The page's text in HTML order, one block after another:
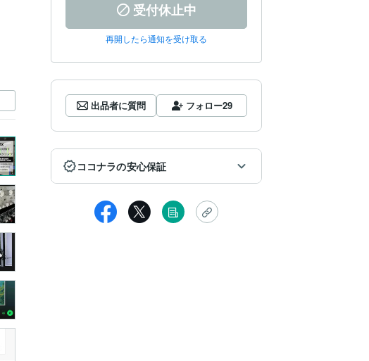
受付休止中
再開したら通知を受け取る
出品者に質問 フォロー29
ココナラの安心保証